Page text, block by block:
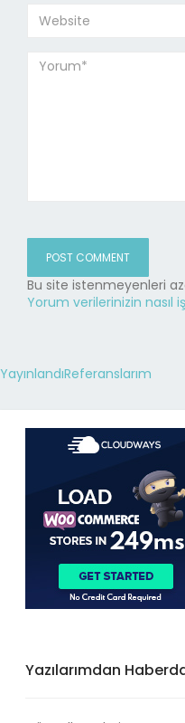
Bu site istenmeyenleri
Yorum verilerinizin nasıl
YayınlandıReferanslarım
Yazılarımdan